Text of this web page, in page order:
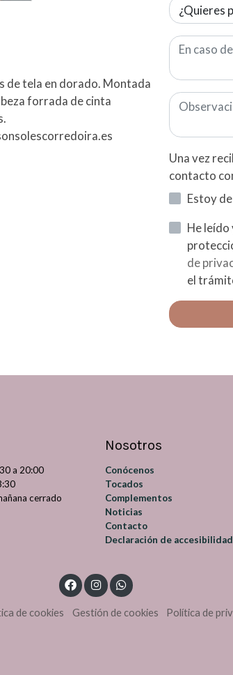
de tela en dorado. Montada
forrada de cinta
¿Quieres
Una vez
contacto
Estoy
He leído y acepto la
de
el
a 20:00
a 13:30
cerrado
Nosotros
Conócenos
Tocados
Complementos
Noticias
Contacto
Declaración de accesibilidad
de cookies Gestión de cookies Política de